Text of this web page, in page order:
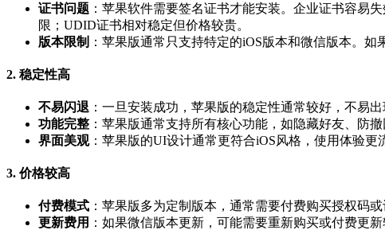
证书问题 ：苹果软件需要签名证书才能安装。企业证书容易
限；UDID证书相对稳定但价格较贵。
版本限制 ：苹果版通常只支持特定的iOS版本和微信版本。如
2. 稳定性高
不易闪退 ：一旦安装成功，苹果版的稳定性通常较好，不易出
功能完整 ：苹果版通常支持所有核心功能，如隐藏好友、防撤
界面美观：苹果版的UI设计通常更符合iOS风格，使用体验更
3. 价格较高
付费模式 ：苹果版多为定制版本，通常需要付费购买授权码
更新费用 ：如果微信版本更新，可能需要重新购买或付费更新